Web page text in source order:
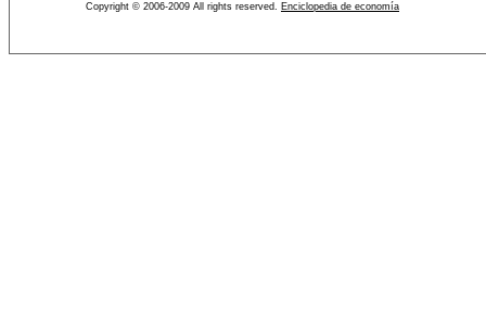
Copyright © 2006-2009 All rights reserved. Enciclopedia de economía